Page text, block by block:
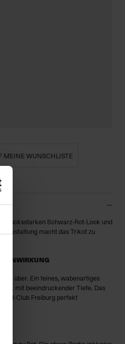
MEINE WUNSCHLISTE
Schwarz-Rot-Look und
macht das Trikot zu
über. Ein feines, wabenartiges
mit beeindruckender Tiefe. Das
Club Freiburg perfekt